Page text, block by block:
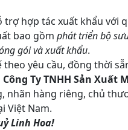
trợ hợp tác xuất khẩu với
bao gồm phát triển bộ
gói và xuất khẩu.
yêu cầu, đồng thời
Công Ty TNHH Sản Xuất
nhãn hàng riêng, chủ
Việt Nam.
Linh Hoa!